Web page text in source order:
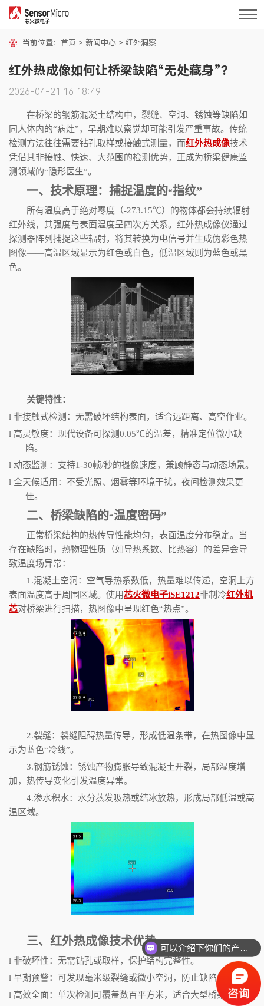
当前位置： 首页 > 新闻中心> 红外洞察
红外热成像如何让桥梁缺陷“无处藏身”？
2026-04-21 16:18:49
在桥梁的钢筋混凝土结构中，裂缝、空洞、锈蚀等缺陷如
同人体内的“病灶”，早期难以察觉却可能引发严重事故。传统
检测方法往往需要钻孔取样或接触式测量，而红外热成像技术
凭借其非接触、快速、大范围的检测优势，正成为桥梁健康监
测领域的“隐形医生”。
一、技术原理：捕捉温度的“指纹”
所有温度高于绝对零度（-273.15℃）的物体都会持续辐射
红外线，其强度与表面温度呈四次方关系。红外热成像仪通过
探测器阵列捕捉这些辐射，将其转换为电信号并生成伪彩色热
图像——高温区域显示为红色或白色，低温区域则为蓝色或黑
色。
关键特性：
l 非接触式检测：无需破坏结构表面，适合远距离、高空作业。
l 高灵敏度：现代设备可探测0.05℃的温差，精准定位微小缺
陷。
l 动态监测：支持1-30帧/秒的摄像速度，兼顾静态与动态场景。
l 全天候适用：不受光照、烟雾等环境干扰，夜间检测效果更
佳。
二、桥梁缺陷的“温度密码”
正常桥梁结构的热传导性能均匀，表面温度分布稳定。当
存在缺陷时，热物理性质（如导热系数、比热容）的差异会导
致温度场异常：
1.混凝土空洞：空气导热系数低，热量难以传递，空洞上方
表面温度高于周围区域。使用芯火微电子iSE1212非制冷红外机
芯对桥梁进行扫描， 热图像中呈现红色“热点”。
2.裂缝：裂缝阻碍热量传导，形成低温条带，在热图像中显
示为蓝色“冷线”。
3.钢筋锈蚀：锈蚀产物膨胀导致混凝土开裂，局部湿度增
加，热传导变化引发温度异常。
4.渗水积水：水分蒸发吸热或结冰放热，形成局部低温或高
温区域。
三、红外热成像技术优势
l 非破坏性：无需钻孔或取样，保护结构完整性。
l 早期预警：可发现毫米级裂缝或微小空洞，防止缺陷扩大。
l 高效全面：单次检测可覆盖数百平方米，适合大型桥梁。
可以介绍下你们的产品么